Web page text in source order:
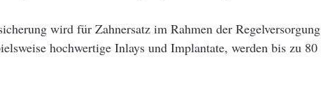
wird für Zahnersatz im Rahmen der Regelversorgung
hochwertige Inlays und Implantate, werden bis zu 80